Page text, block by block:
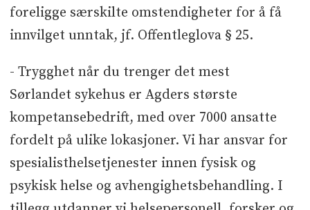
foreligge særskilte omstendigheter for å få
innvilget unntak, jf. Offentleglova § 25.
- Trygghet når du trenger det mest
Sørlandet sykehus er Agders største
kompetansebedrift, med over 7000 ansatte
fordelt på ulike lokasjoner. Vi har ansvar for
spesialisthelsetjenester innen fysisk og
psykisk helse og avhengighetsbehandling. I